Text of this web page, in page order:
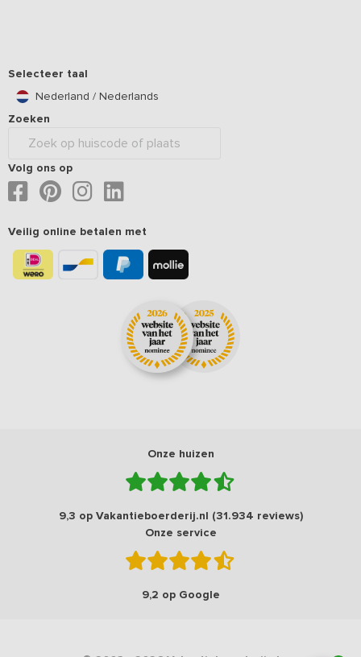
Selecteer taal
Nederland / Nederlands
Zoeken
Volg ons op
Veilig online betalen met
Onze huizen
9,3 op Vakantieboerderij.nl (31.934 reviews)
Onze service
9,2 op Google